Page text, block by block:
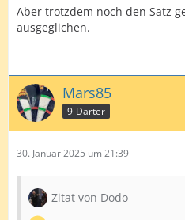
Aber trotzdem noch den Satz
ausgeglichen.
Mars85
9-Darter
30. Januar 2025 um 21:39
Zitat von Dodo